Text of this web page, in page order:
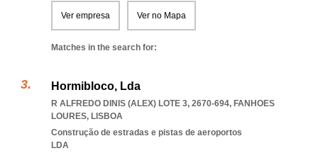
Ver empresa Ver no Mapa
Matches in the search for:
Hormibloco, Lda
R ALFREDO DINIS (ALEX) LOTE 3, 2670-694, FANHOES
LOURES, LISBOA
Construção de estradas e pistas de aeroportos
LDA